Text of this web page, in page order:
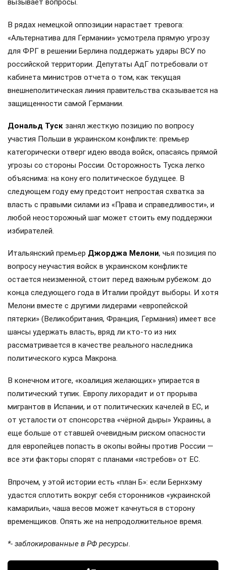
вызывает вопросы.
В рядах немецкой оппозиции нарастает тревога:
«Альтернатива для Германии» усмотрела прямую угрозу
для ФРГ в решении Берлина поддержать удары ВСУ по
российской территории. Депутаты АдГ потребовали от
кабинета министров отчета о том, как текущая
внешнеполитическая линия правительства сказывается на
защищенности самой Германии.
Дональд Туск занял жесткую позицию по вопросу
участия Польши в украинском конфликте: премьер
категорически отверг идею ввода войск, опасаясь прямой
угрозы со стороны России. Осторожность Туска легко
объяснима: на кону его политическое будущее. В
следующем году ему предстоит непростая схватка за
власть с правыми силами из «Права и справедливости», и
любой неосторожный шаг может стоить ему поддержки
избирателей.
Итальянский премьер Джорджа Мелони, чья позиция по
вопросу неучастия войск в украинском конфликте
остается неизменной, стоит перед важным рубежом: до
конца следующего года в Италии пройдут выборы. И хотя
Мелони вместе с другими лидерами «европейской
пятерки» (Великобритания, Франция, Германия) имеет все
шансы удержать власть, вряд ли кто-то из них
рассматривается в качестве реального наследника
политического курса Макрона.
В конечном итоге, «коалиция желающих» упирается в
политический тупик. Европу лихорадит и от прорыва
мигрантов в Испании, и от политических качелей в ЕС, и
от усталости от спонсорства «чёрной дыры» Украины, а
еще больше от ставшей очевидным риском опасности
для европейцев попасть в окопы войны против России —
все эти факторы спорят с планами «ястребов» от ЕС.
Впрочем, у этой истории есть «план Б»: если Бернхэму
удастся сплотить вокруг себя сторонников «украинской
камарильи», чаша весов может качнуться в сторону
временщиков. Опять же на непродолжительное время.
*- заблокированные в РФ ресурсы.